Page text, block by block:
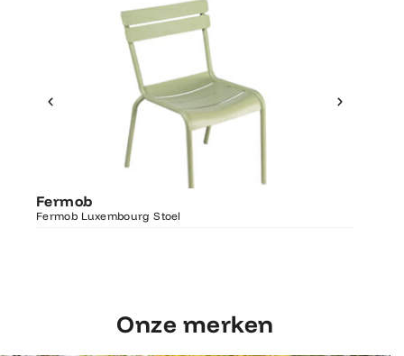
Fermob
Fermob Luxembourg Stoel
Ontdek Fermob
Luxembourg Stoel
Onze merken